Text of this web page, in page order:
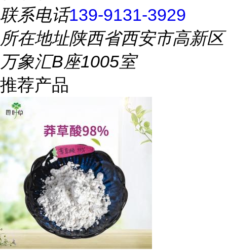
联系电话139-9131-3929
所在地址陕西省西安市高新区
万象汇B座1005室
推荐产品